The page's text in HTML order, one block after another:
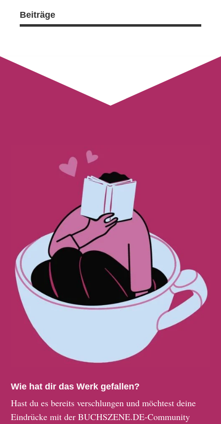
Beiträge
Wie hat dir das Werk gefallen?
Hast du es bereits verschlungen und möchtest deine
Eindrücke mit der BUCHSZENE.DE-Community